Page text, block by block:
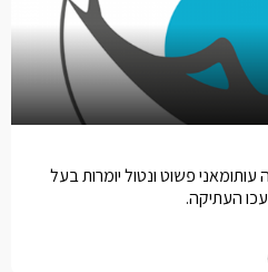
פשוט ונטול יומרות בעל
העתיקה.